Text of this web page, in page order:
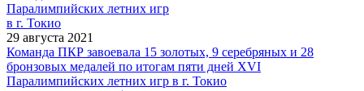
29 августа 2021
Команда ПКР завоевала 15 золотых, 9 серебряных и 28
бронзовых медалей по итогам пяти дней XVI
Паралимпийских летних игр в г. Токио